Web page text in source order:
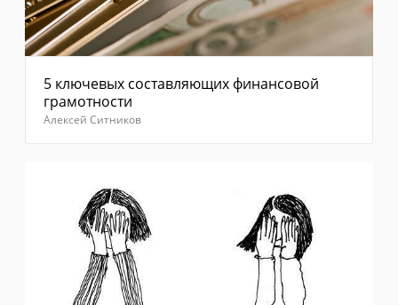
5 ключевых составляющих финансовой
грамотности
Алексей Ситников